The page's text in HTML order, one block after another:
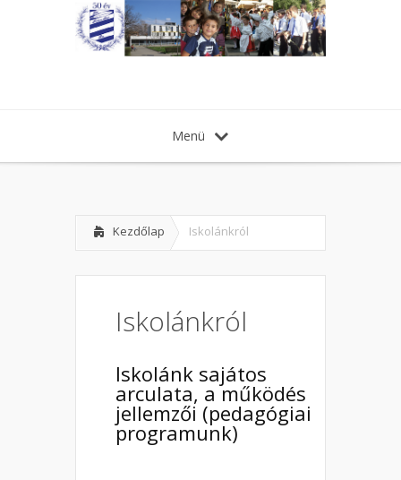
Menü
Kezdőlap Iskolánkról
Iskolánkról
Iskolánk sajátos
arculata, a működés
jellemzői (pedagógiai
programunk)